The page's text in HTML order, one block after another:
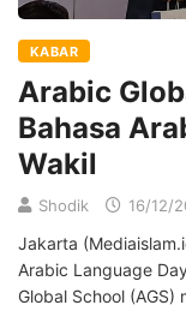
KABAR
Arabic
Bahasa
Wakil
Shodik 16/12/
Jakarta
Arabic Language
Global School